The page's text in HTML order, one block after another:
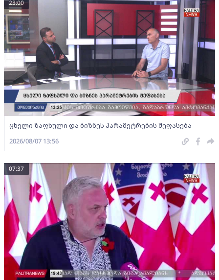
ცხელი ზაფხული და ბიზნეს პარამეტრების შეფასება
23:00
2026/08/07 13:56
07:37